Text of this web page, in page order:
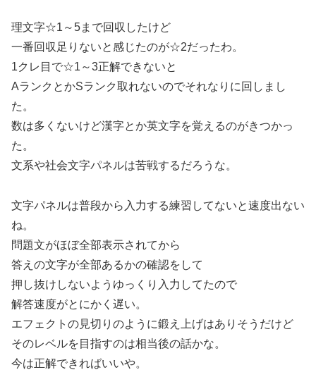
理文字☆1～5まで回収したけど
一番回収足りないと感じたのが☆2だったわ。
1クレ目で☆1～3正解できないと
AランクとかSランク取れないのでそれなりに回しまし
た。
数は多くないけど漢字とか英文字を覚えるのがきつかっ
た。
文系や社会文字パネルは苦戦するだろうな。
文字パネルは普段から入力する練習してないと速度出ない
ね。
問題文がほぼ全部表示されてから
答えの文字が全部あるかの確認をして
押し抜けしないようゆっくり入力してたので
解答速度がとにかく遅い。
エフェクトの見切りのように鍛え上げはありそうだけど
そのレベルを目指すのは相当後の話かな。
今は正解できればいいや。